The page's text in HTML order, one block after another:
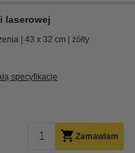
laserowej
43 x 32 cm
żółty
specyfikacje
Zamawiam